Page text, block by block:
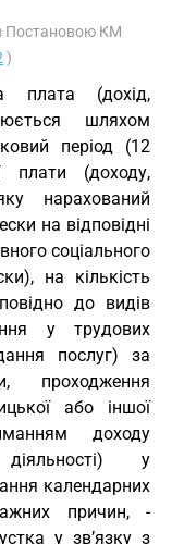
Постановою КМ
)
плата (дохід,
шляхом
період (12
плати (доходу,
нарахований
на відповідні
соціального
на кількість
до видів
у трудових
послуг) за
проходження
або іншої
доходу
у
календарних
причин, -
у зв’язку з